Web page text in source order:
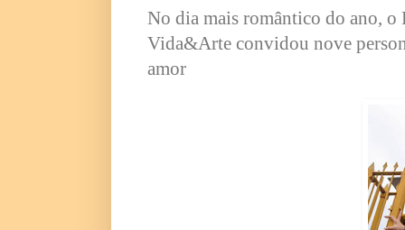
No dia mais romântico do ano, o
Vida&Arte convidou nove
amor